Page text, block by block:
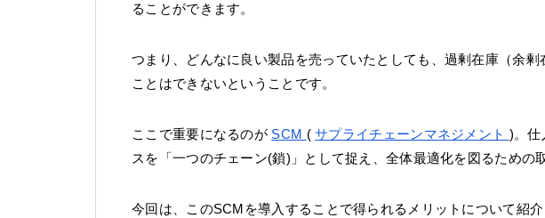
ることができます。
つまり、どんなに良い製品を売っていたとしても、過剰在庫（余
ことはできないということです。
ここで重要になるのが SCM (サプライチェーンマネジメント )。仕
スを「一つのチェーン(鎖)」として捉え、全体最適化を図るための
今回は、このSCMを導入することで得られるメリットについて紹介